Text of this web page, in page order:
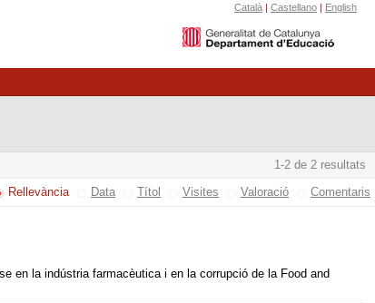
Català | Castellano | English
1-2 de 2 resultats
Rellevància Data Títol Visites Valoració Comentaris
en la indústria farmacèutica i en la corrupció de la Food and